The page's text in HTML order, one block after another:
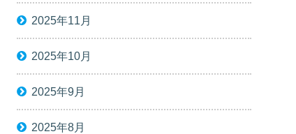
2025年11月
2025年10月
2025年9月
2025年8月